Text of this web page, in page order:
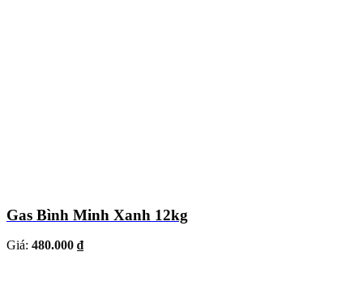
Gas Bình Minh Xanh 12kg
Giá: 480.000 ₫